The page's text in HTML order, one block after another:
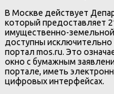
В Москве действует
который предоставляет
имущественно-земельной
доступны
портал mos.ru. Это
окно с бумажным
портале, иметь
цифровых интерфейсах.